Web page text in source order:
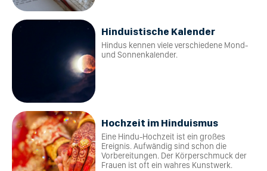
Hinduistische Kalender
Hindus kennen viele verschiedene Mond-
und Sonnenkalender.
Hochzeit im Hinduismus
Eine Hindu-Hochzeit ist ein großes
Ereignis. Aufwändig sind schon die
Vorbereitungen. Der Körperschmuck der
Frauen ist oft ein wahres Kunstwerk.